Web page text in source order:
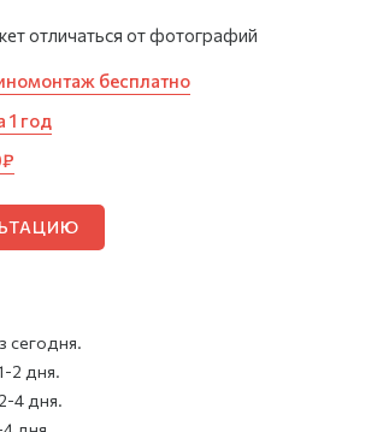
отличаться от фотографий
бесплатно
1 год
сегодня.
2 дня.
4 дня.